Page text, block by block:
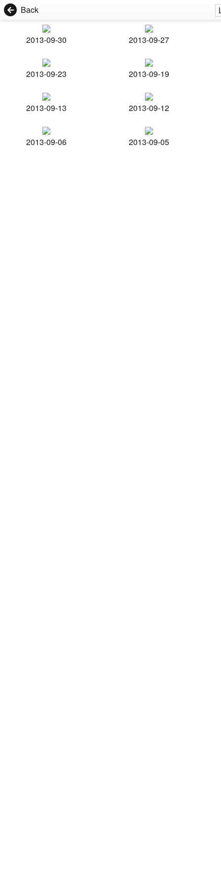
Back
2013-09-30 2013-09-27
2013-09-23 2013-09-19
2013-09-13 2013-09-12
2013-09-06 2013-09-05